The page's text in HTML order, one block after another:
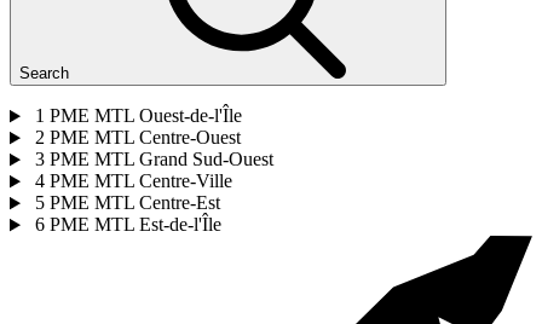
Search
1 PME MTL Ouest-de-l'Île
2 PME MTL Centre-Ouest
3 PME MTL Grand Sud-Ouest
4 PME MTL Centre-Ville
5 PME MTL Centre-Est
6 PME MTL Est-de-l'Île